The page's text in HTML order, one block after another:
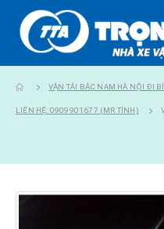
VẬN TẢI BẮC NAM HÀ NỘI ĐI
LIÊN HỆ: 0909901677 (MR TÍNH)